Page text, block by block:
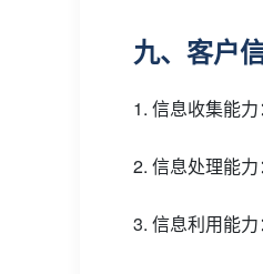
九、客户
1. 信息收集能
2. 信息处理能
3. 信息利用能